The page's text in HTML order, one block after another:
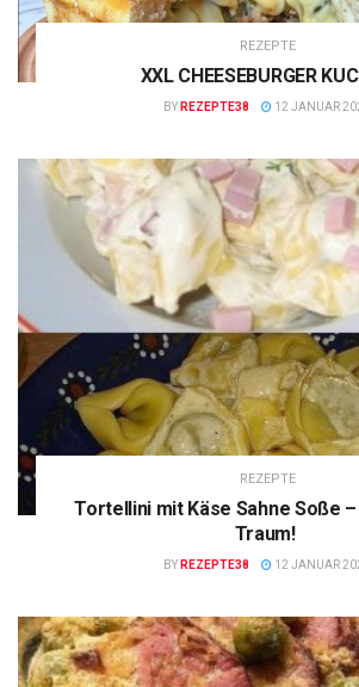
REZEPTE
XXL CHEESEBURGER
BY REZEPTE38 12 JANUAR
REZEPTE
Tortellini mit Käse Sahne Soße
Traum!
BY REZEPTE38 12 JANUAR